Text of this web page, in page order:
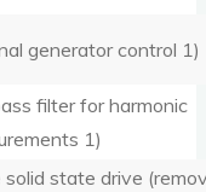
generator control 1)
filter for harmonic
1)
solid state drive